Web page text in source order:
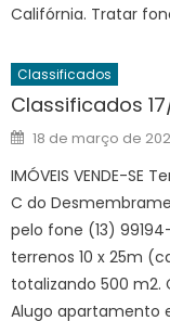
Califórnia. Tratar
Classificados
Classificados
Posted
on
18 de março de
IMÓVEIS VENDE-SE
C do
pelo fone (13)
terrenos 10 x 25m
totalizando 500 m2.
Alugo apartamento